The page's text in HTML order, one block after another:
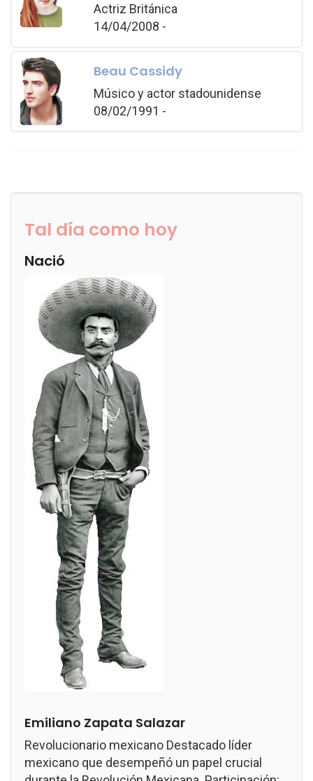
Actriz Británica
14/04/2008 -
Beau Cassidy
Músico y actor stadounidense
08/02/1991 -
Tal día como hoy
Nació
Emiliano Zapata Salazar
Revolucionario mexicano Destacado líder
mexicano que desempeñó un papel crucial